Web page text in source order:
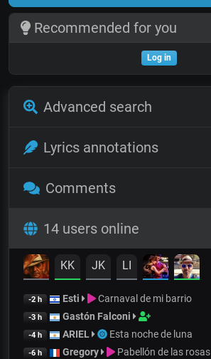
Recommended for you
Log in
Advanced search
Lyrics annotations
Comments
14 users online
KK JK LI
-2 h Esti Carnaval de mi barrio
-3 h Gastón Falconi
-4 h ARIEL Esta noche de luna
-6 h Gregory Pabellón de las rosas